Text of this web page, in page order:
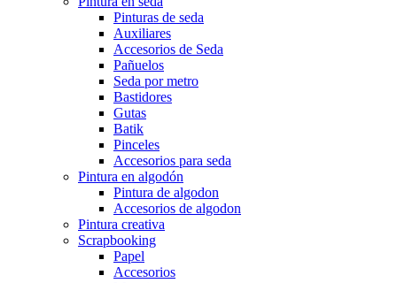
Pinturas de seda
Auxiliares
Accesorios de Seda
Pañuelos
Seda por metro
Bastidores
Gutas
Batik
Pinceles
Accesorios para seda
Pintura en algodón
Pintura de algodon
Accesorios de algodon
Pintura creativa
Scrapbooking
Papel
Accesorios